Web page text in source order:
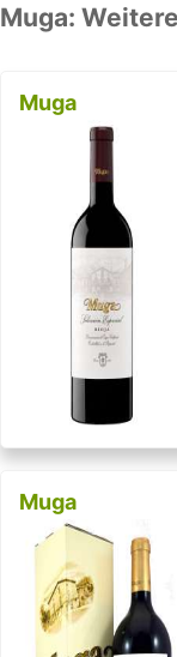
Muga:
Muga
Muga